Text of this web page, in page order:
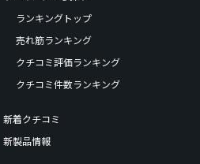
ランキングトップ
売れ筋ランキング
クチコミ評価ランキング
クチコミ件数ランキング
新着クチコミ
新製品情報